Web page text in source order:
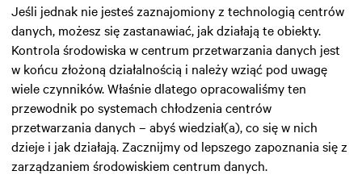
Jeśli jednak nie jesteś zaznajomiony z technologią centrów
danych, możesz się zastanawiać, jak działają te obiekty.
Kontrola środowiska w centrum przetwarzania danych jest
w końcu złożoną działalnością i należy wziąć pod uwagę
wiele czynników. Właśnie dlatego opracowaliśmy ten
przewodnik po systemach chłodzenia centrów
przetwarzania danych – abyś wiedział(a), co się w nich
dzieje i jak działają. Zacznijmy od lepszego zapoznania się z
zarządzaniem środowiskiem centrum danych.